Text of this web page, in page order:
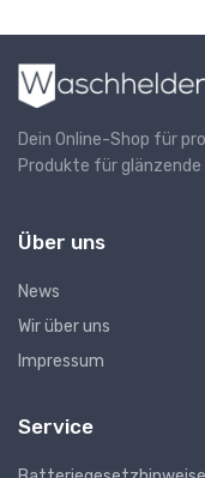
Dein Online-Shop für
Produkte für glänzende
Über uns
News
Wir über uns
Impressum
Service